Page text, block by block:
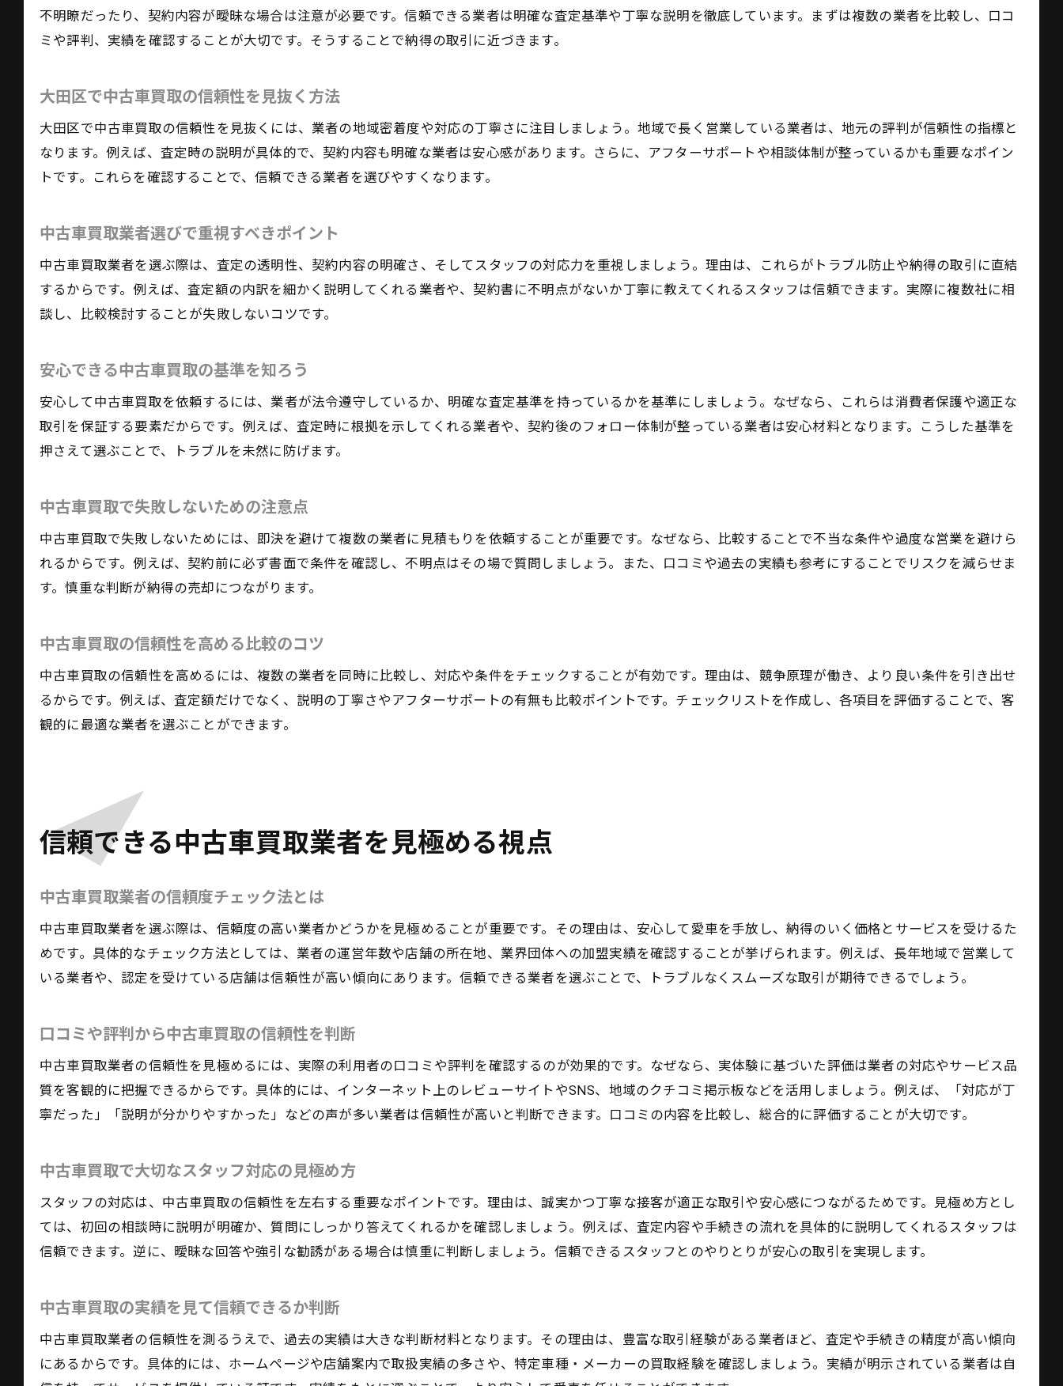
安心して依頼できる中古車買取業者の特徴
中古車買取で避けたい業者の見抜き方
大田区の中古車買取で知っておきたい流れ
中古車買取の査定基準とポイントを理解
中古車買取契約時に注意すべき点とは
納得できる中古車買取の判断ポイント集
中古車買取で納得するための判断基準
事故車買取のポイントを理解し納得の取引へ
中古車買取の契約内容を細かく確認する方法
中古車買取で比較すべき一括査定サービス
一括査定でよくあるトラブルと対策法
中古車買取査定時に信用を守る大切な行動
売却までに確認すべき中古車買取の流れ
中古車買取を成功させる信頼性の見抜き方
口コミから中古車買取の信頼度を測る方法
中古車買取の事例で信頼性をチェック
中古車買取の業者対応を比較する視点
中古車買取で満足度を上げる進め方のコツ
大田区で中古車買取の満足体験を得る方法
中古車買取で納得価格を引き出すコツ
安心して中古車買取を終えるためのまとめ
不明瞭だったり、契約内容が曖昧な場合は注意が必要です。信頼できる業者は明確な査定基準や丁寧な説明を徹底しています。まずは複数の業者を比較し、口コ
ミや評判、実績を確認することが大切です。そうすることで納得の取引に近づきます。
大田区で中古車買取の信頼性を見抜く方法
大田区で中古車買取の信頼性を見抜くには、業者の地域密着度や対応の丁寧さに注目しましょう。地域で長く営業している業者は、地元の評判が信頼性の指標と
なります。例えば、査定時の説明が具体的で、契約内容も明確な業者は安心感があります。さらに、アフターサポートや相談体制が整っているかも重要なポイン
トです。これらを確認することで、信頼できる業者を選びやすくなります。
中古車買取業者選びで重視すべきポイント
中古車買取業者を選ぶ際は、査定の透明性、契約内容の明確さ、そしてスタッフの対応力を重視しましょう。理由は、これらがトラブル防止や納得の取引に直結
するからです。例えば、査定額の内訳を細かく説明してくれる業者や、契約書に不明点がないか丁寧に教えてくれるスタッフは信頼できます。実際に複数社に相
談し、比較検討することが失敗しないコツです。
安心できる中古車買取の基準を知ろう
安心して中古車買取を依頼するには、業者が法令遵守しているか、明確な査定基準を持っているかを基準にしましょう。なぜなら、これらは消費者保護や適正な
取引を保証する要素だからです。例えば、査定時に根拠を示してくれる業者や、契約後のフォロー体制が整っている業者は安心材料となります。こうした基準を
押さえて選ぶことで、トラブルを未然に防げます。
中古車買取で失敗しないための注意点
中古車買取で失敗しないためには、即決を避けて複数の業者に見積もりを依頼することが重要です。なぜなら、比較することで不当な条件や過度な営業を避けら
れるからです。例えば、契約前に必ず書面で条件を確認し、不明点はその場で質問しましょう。また、口コミや過去の実績も参考にすることでリスクを減らせま
す。慎重な判断が納得の売却につながります。
中古車買取の信頼性を高める比較のコツ
中古車買取の信頼性を高めるには、複数の業者を同時に比較し、対応や条件をチェックすることが有効です。理由は、競争原理が働き、より良い条件を引き出せ
るからです。例えば、査定額だけでなく、説明の丁寧さやアフターサポートの有無も比較ポイントです。チェックリストを作成し、各項目を評価することで、客
観的に最適な業者を選ぶことができます。
信頼できる中古車買取業者を見極める視点
中古車買取業者の信頼度チェック法とは
中古車買取業者を選ぶ際は、信頼度の高い業者かどうかを見極めることが重要です。その理由は、安心して愛車を手放し、納得のいく価格とサービスを受けるた
めです。具体的なチェック方法としては、業者の運営年数や店舗の所在地、業界団体への加盟実績を確認することが挙げられます。例えば、長年地域で営業して
いる業者や、認定を受けている店舗は信頼性が高い傾向にあります。信頼できる業者を選ぶことで、トラブルなくスムーズな取引が期待できるでしょう。
口コミや評判から中古車買取の信頼性を判断
中古車買取業者の信頼性を見極めるには、実際の利用者の口コミや評判を確認するのが効果的です。なぜなら、実体験に基づいた評価は業者の対応やサービス品
質を客観的に把握できるからです。具体的には、インターネット上のレビューサイトやSNS、地域のクチコミ掲示板などを活用しましょう。例えば、「対応が丁
寧だった」「説明が分かりやすかった」などの声が多い業者は信頼性が高いと判断できます。口コミの内容を比較し、総合的に評価することが大切です。
中古車買取で大切なスタッフ対応の見極め方
スタッフの対応は、中古車買取の信頼性を左右する重要なポイントです。理由は、誠実かつ丁寧な接客が適正な取引や安心感につながるためです。見極め方とし
ては、初回の相談時に説明が明確か、質問にしっかり答えてくれるかを確認しましょう。例えば、査定内容や手続きの流れを具体的に説明してくれるスタッフは
信頼できます。逆に、曖昧な回答や強引な勧誘がある場合は慎重に判断しましょう。信頼できるスタッフとのやりとりが安心の取引を実現します。
中古車買取の実績を見て信頼できるか判断
中古車買取業者の信頼性を測るうえで、過去の実績は大きな判断材料となります。その理由は、豊富な取引経験がある業者ほど、査定や手続きの精度が高い傾向
にあるからです。具体的には、ホームページや店舗案内で取扱実績の多さや、特定車種・メーカーの買取経験を確認しましょう。実績が明示されている業者は自
お気軽にお問い合わせください
お気軽にお問い合わせください